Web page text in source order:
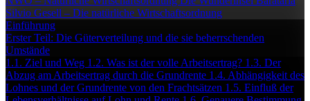
Silvio Gesell – Die natürliche Wirtschaftsordnung
Einführung
Erster Teil: Die Güterverteilung und die sie beherrschenden
Umstände
1.1. Ziel und Weg 1.2. Was ist der volle Arbeitsertrag? 1.3. Der
Abzug am Arbeitsertrag durch die Grundrente 1.4. Abhängigkeit des
Lohnes und der Grundrente von den Frachtsätzen 1.5. Einfluß der